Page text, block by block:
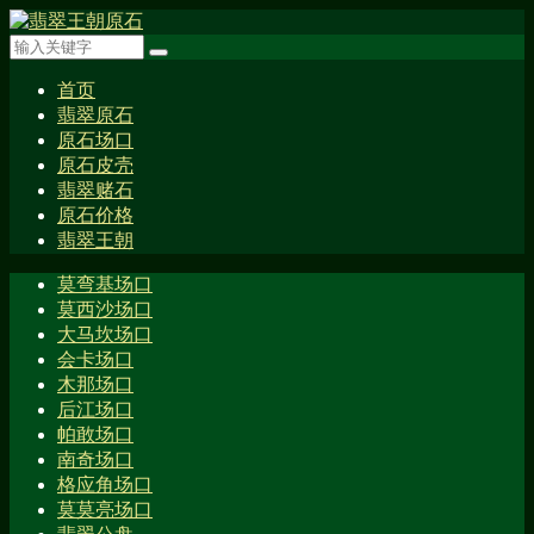
首页
翡翠原石
原石场口
原石皮壳
翡翠赌石
原石价格
翡翠王朝
莫弯基场口
莫西沙场口
大马坎场口
会卡场口
木那场口
后江场口
帕敢场口
南奇场口
格应角场口
莫莫亮场口